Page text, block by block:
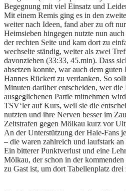
Begegnung mit viel Einsatz und
Mit einem Remis ging es in den
weiter nach Ideen, fand aber zu oft
Heimsieben hingegen nutzte nun
der rechten Seite und kam dort zu
wechselte ständig, weiter als zwei
davonziehen (33:33, 45.min). Dass
absetzen konnte, war auch dem
Hannes Rückert zu verdanken. So
Minuten darüber entscheiden, wer die
ausgeglichenen Partie mitnehmen
TSV‘ler auf Kurs, weil sie die
nutzten und ihre Nerven besser im
Zeitstrafen gegen Mölkau kurz vor
An der Unterstützung der Haie-Fans
– die waren zahlreich und laufstark
Ein bitterer Punktverlust und eine
Mölkau, der schon in der
zu Gast ist, um dort Tabellenplatz drei